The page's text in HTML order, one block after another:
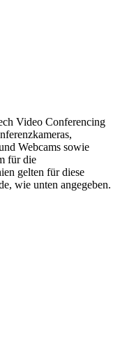
Video Conferencing
Webcams sowie
für die
gelten für diese
wie unten angegeben.